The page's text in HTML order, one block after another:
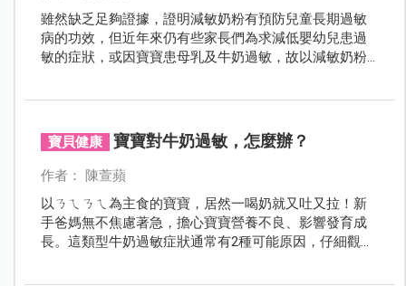
雖然缺乏足夠證據，證明減敏奶粉有預防兒童長期過敏
病的功效，但近年來仍有些家長們為求減低嬰幼兒患過
敏的症狀，或因寶寶患母乳及牛奶過敏，故以減敏奶粉
寶貝健康 寶寶對牛奶過敏，怎麼辦？
作者： 陳萱蘋
以ㄋㄟㄋㄟ為主食的寶寶，居然一喝奶就又吐又拉！新
手爸媽無不焦慮著急，擔心寶寶營養不良、影響發育成
長。這類型牛奶過敏症狀通常有2種可能原因，仔細觀察